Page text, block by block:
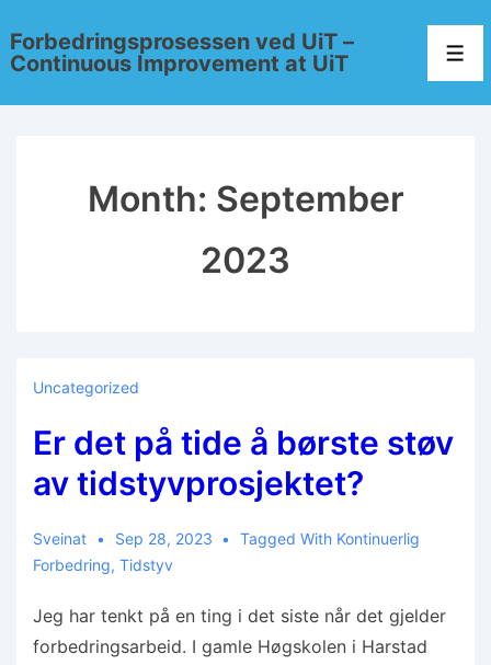
Forbedringsprosessen ved UiT –
Continuous Improvement at UiT
Month: September
2023
Uncategorized
Er det på tide å børste støv
av tidstyvprosjektet?
Sveinat Sep 28, 2023 Tagged With Kontinuerlig
Forbedring, Tidstyv
Jeg har tenkt på en ting i det siste når det gjelder
forbedringsarbeid. I gamle Høgskolen i Harstad